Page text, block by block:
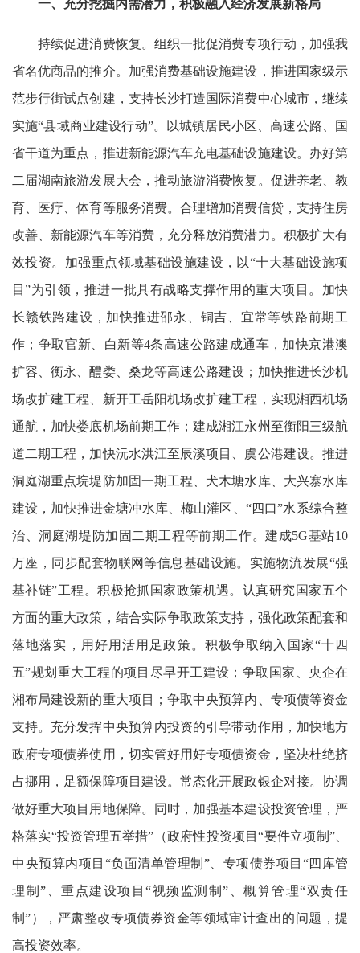
一、充分挖掘内需潜力，积极融入经济发展新格局
持续促进消费恢复。组织一批促消费专项行动，加强我
省名优商品的推介。加强消费基础设施建设，推进国家级示
范步行街试点创建，支持长沙打造国际消费中心城市，继续
实施“县域商业建设行动”。以城镇居民小区、高速公路、国
省干道为重点，推进新能源汽车充电基础设施建设。办好第
二届湖南旅游发展大会，推动旅游消费恢复。促进养老、教
育、医疗、体育等服务消费。合理增加消费信贷，支持住房
改善、新能源汽车等消费，充分释放消费潜力。积极扩大有
效投资。加强重点领域基础设施建设，以“十大基础设施项
目”为引领，推进一批具有战略支撑作用的重大项目。加快
长赣铁路建设，加快推进邵永、铜吉、宜常等铁路前期工
作；争取官新、白新等4条高速公路建成通车，加快京港澳
扩容、衡永、醴娄、桑龙等高速公路建设；加快推进长沙机
场改扩建工程、新开工岳阳机场改扩建工程，实现湘西机场
通航，加快娄底机场前期工作；建成湘江永州至衡阳三级航
道二期工程，加快沅水洪江至辰溪项目、虞公港建设。推进
洞庭湖重点垸堤防加固一期工程、犬木塘水库、大兴寨水库
建设，加快推进金塘冲水库、梅山灌区、“四口”水系综合整
治、洞庭湖堤防加固二期工程等前期工作。建成5G基站10
万座，同步配套物联网等信息基础设施。实施物流发展“强
基补链”工程。积极抢抓国家政策机遇。认真研究国家五个
方面的重大政策，结合实际争取政策支持，强化政策配套和
落地落实，用好用活用足政策。积极争取纳入国家“十四
五”规划重大工程的项目尽早开工建设；争取国家、央企在
湘布局建设新的重大项目；争取中央预算内、专项债等资金
支持。充分发挥中央预算内投资的引导带动作用，加快地方
政府专项债券使用，切实管好用好专项债资金，坚决杜绝挤
占挪用，足额保障项目建设。常态化开展政银企对接。协调
做好重大项目用地保障。同时，加强基本建设投资管理，严
格落实“投资管理五举措”（政府性投资项目“要件立项制”、
中央预算内项目“负面清单管理制”、专项债券项目“四库管
理制”、重点建设项目“视频监测制”、概算管理“双责任
制”），严肃整改专项债券资金等领域审计查出的问题，提
高投资效率。